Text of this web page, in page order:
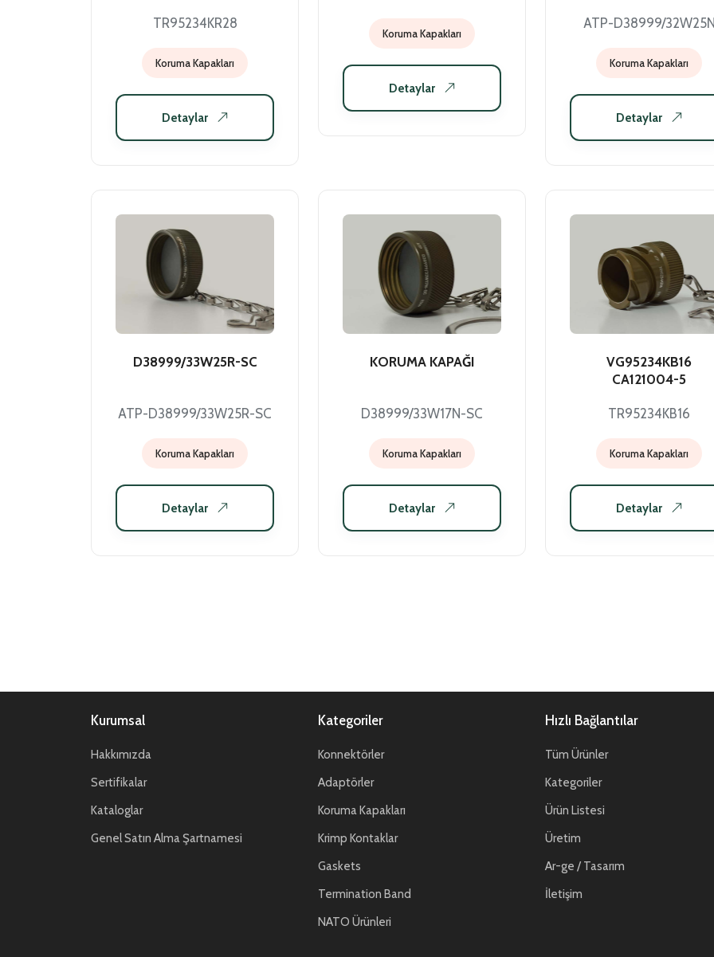
TR95234KR28
Koruma Kapakları
Detaylar
Koruma Kapakları
Detaylar
ATP-D38999/
Koruma Kapakları
Detaylar
D38999/33W25R-SC
ATP-D38999/33W25R-SC
Koruma Kapakları
Detaylar
KORUMA KAPAĞI
D38999/33W17N-SC
Koruma Kapakları
Detaylar
VG95234KB16
CA121004-5
TR95234KB16
Koruma Kapakları
Detaylar
Kurumsal
Hakkımızda
Sertifikalar
Kataloglar
Genel Satın Alma Şartnamesi
Kategoriler
Konnektörler
Adaptörler
Koruma Kapakları
Krimp Kontaklar
Gaskets
Termination Band
NATO Ürünleri
Hızlı Bağlantılar
Tüm Ürünler
Kategoriler
Ürün Listesi
Üretim
Ar-ge / Tasarım
İletişim